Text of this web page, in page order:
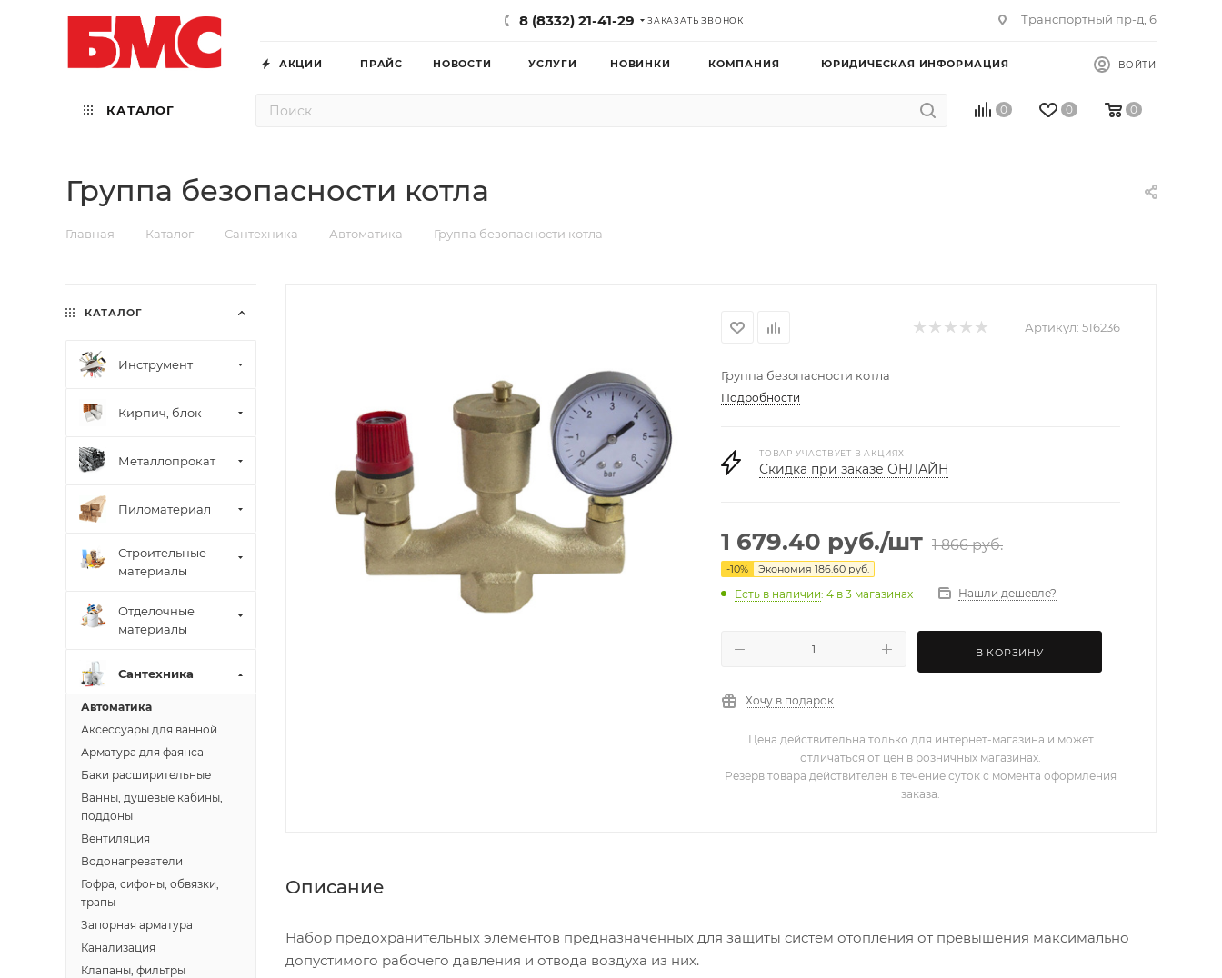
8 (8332) 21-41-29 ЗАКАЗАТЬ ЗВОНОК Транспортный пр-д, 6
АКЦИИ ПРАЙС НОВОСТИ УСЛУГИ НОВИНКИ КОМПАНИЯ ЮРИДИЧЕСКАЯ ИНФОРМАЦИЯ ВОЙТИ
КАТАЛОГ 0 0 0
Группа безопасности котла
Главная — Каталог — Сантехника — Автоматика — Группа безопасности котла
Артикул: 516236
Группа безопасности котла
Подробности
ТОВАР УЧАСТВУЕТ В АКЦИЯХ
Скидка при заказе ОНЛАЙН
1 679.40 руб./шт 1 866руб.
-10% Экономия 186.60 руб.
Есть в наличии: 4 в 3 магазинах Нашли дешевле?
В КОРЗИНУ
Хочу в подарок
Цена действительна только для интернет-магазина и может
отличаться от цен в розничных магазинах.
Резерв товара действителен в течение суток с момента оформления
заказа.
Описание
Набор предохранительных элементов предназначенных для защиты систем отопления от превышения максимально
допустимого рабочего давления и отвода воздуха из них.
КАТАЛОГ
Инструмент
Кирпич, блок
Металлопрокат
Пиломатериал
Строительные
материалы
Отделочные
материалы
Сантехника
Автоматика
Аксессуары для ванной
Арматура для фаянса
Баки расширительные
Ванны, душевые кабины,
поддоны
Вентиляция
Водонагреватели
Гофра, сифоны, обвязки,
трапы
Запорная арматура
Канализация
Клапаны, фильтры